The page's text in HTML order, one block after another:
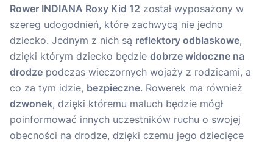
Rower INDIANA Roxy Kid 12 został wyposażony w
szereg udogodnień, które zachwycą nie jedno
dziecko. Jednym z nich są reflektory odblaskowe,
dzięki którym dziecko będzie dobrze widoczne na
drodze podczas wieczornych wojaży z rodzicami, a
co za tym idzie, bezpieczne. Rowerek ma również
dzwonek, dzięki któremu maluch będzie mógł
poinformować innych uczestników ruchu o swojej
obecności na drodze, dzięki czemu jego dziecięce